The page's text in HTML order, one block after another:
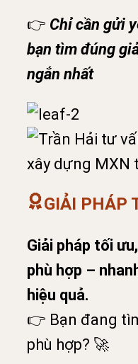
👉 Chỉ cần gửi
bạn tìm đúng
ngắn nhất
GIẢI PHÁP
Giải pháp tối
phù hợp –
hiệu quả.
👉 Bạn đang
phù hợp? 🚀